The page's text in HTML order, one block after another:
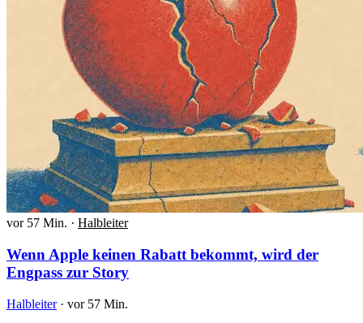
vor 57 Min. · Halbleiter
Wenn Apple keinen Rabatt bekommt, wird der
Engpass zur Story
Halbleiter · vor 57 Min.